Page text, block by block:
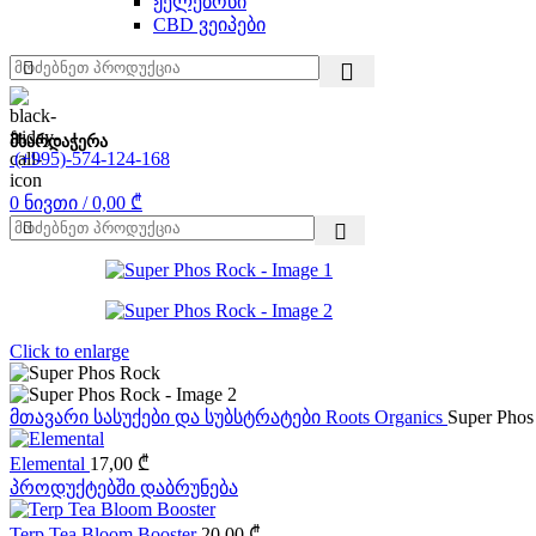
CBD ვეიპები
მხარდაჭერა
(+995)-574-124-168
0 ნივთი / 0,00 ₾
Click to enlarge
მთავარი სასუქები და სუბსტრატები Roots Organics Super
Elemental 17,00 ₾
პროდუქტებში დაბრუნება